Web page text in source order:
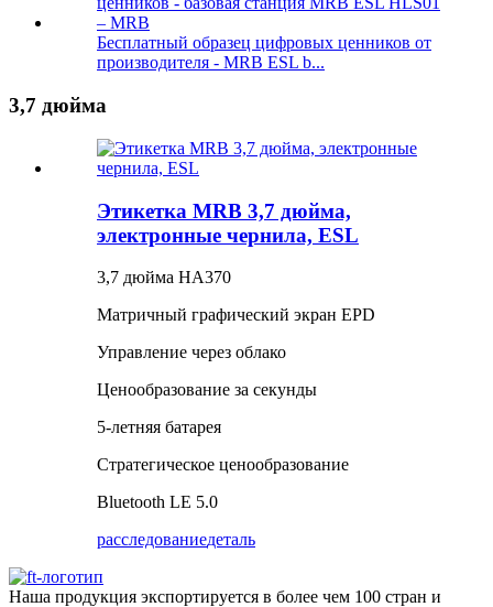
Бесплатный образец цифровых ценников от
производителя - MRB ESL b...
3,7 дюйма
Этикетка MRB 3,7 дюйма,
электронные чернила, ESL
3,7 дюйма HA370
Матричный графический экран EPD
Управление через облако
Ценообразование за секунды
5-летняя батарея
Стратегическое ценообразование
Bluetooth LE 5.0
расследованиедеталь
Наша продукция экспортируется в более чем 100 стран и